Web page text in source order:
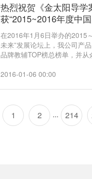
热烈祝贺《金太阳导
获“2015~2016年度中
在2016年1月6日举办的2015
未来”发展论坛上，我公司产
品牌教辅TOP榜总榜单，并
2016-01-06 00:00
1 2 ... 214